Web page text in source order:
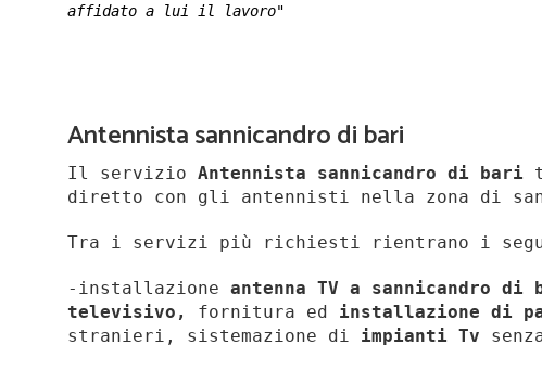
affidato a lui il lavoro"
Antennista sannicandro di bari
Il servizio Antennista sannicandro di bari
diretto con gli antennisti nella zona di
Tra i servizi più richiesti rientrano i
-installazione antenna TV a sannicandro di
televisivo, fornitura ed installazione di
stranieri, sistemazione di impianti Tv